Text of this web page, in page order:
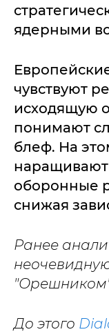
ядерными
чувствуют
исходящую
понимают
блеф. На
оборонные
снижая
Ранее
До этого